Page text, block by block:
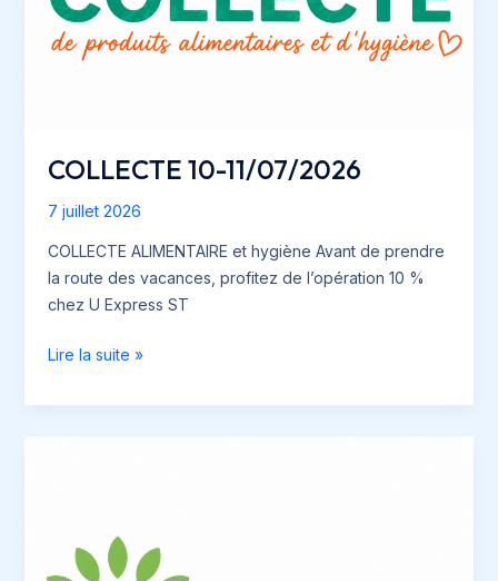
COLLECTE 10-11/07/2026
7 juillet 2026
COLLECTE ALIMENTAIRE et hygiène Avant de prendre
la route des vacances, profitez de l’opération 10 %
chez U Express ST
COLLECTE
11/07/2026
Lire la suite »